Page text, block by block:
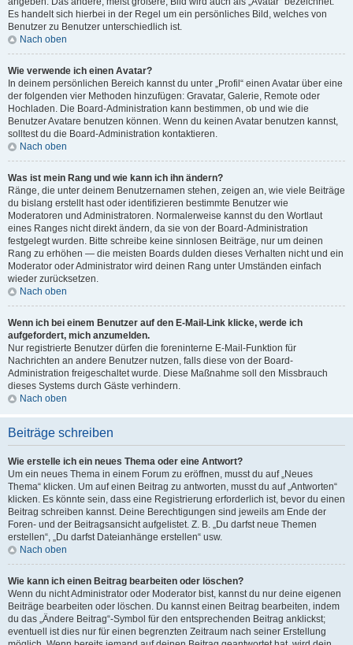
Es handelt sich hierbei in der Regel um ein persönliches Bild, welches von
Benutzer zu Benutzer unterschiedlich ist.
Nach oben
Wie verwende ich einen Avatar?
In deinem persönlichen Bereich kannst du unter „Profil“ einen Avatar über eine
der folgenden vier Methoden hinzufügen: Gravatar, Galerie, Remote oder
Hochladen. Die Board-Administration kann bestimmen, ob und wie die
Benutzer Avatare benutzen können. Wenn du keinen Avatar benutzen kannst,
solltest du die Board-Administration kontaktieren.
Nach oben
Was ist mein Rang und wie kann ich ihn ändern?
Ränge, die unter deinem Benutzernamen stehen, zeigen an, wie viele Beiträge
du bislang erstellt hast oder identifizieren bestimmte Benutzer wie
Moderatoren und Administratoren. Normalerweise kannst du den Wortlaut
eines Ranges nicht direkt ändern, da sie von der Board-Administration
festgelegt wurden. Bitte schreibe keine sinnlosen Beiträge, nur um deinen
Rang zu erhöhen — die meisten Boards dulden dieses Verhalten nicht und ein
Moderator oder Administrator wird deinen Rang unter Umständen einfach
wieder zurücksetzen.
Nach oben
Wenn ich bei einem Benutzer auf den E-Mail-Link klicke, werde ich
aufgefordert, mich anzumelden.
Nur registrierte Benutzer dürfen die foreninterne E-Mail-Funktion für
Nachrichten an andere Benutzer nutzen, falls diese von der Board-
Administration freigeschaltet wurde. Diese Maßnahme soll den Missbrauch
dieses Systems durch Gäste verhindern.
Nach oben
Beiträge schreiben
Wie erstelle ich ein neues Thema oder eine Antwort?
Um ein neues Thema in einem Forum zu eröffnen, musst du auf „Neues
Thema“ klicken. Um auf einen Beitrag zu antworten, musst du auf „Antworten“
klicken. Es könnte sein, dass eine Registrierung erforderlich ist, bevor du einen
Beitrag schreiben kannst. Deine Berechtigungen sind jeweils am Ende der
Foren- und der Beitragsansicht aufgelistet. Z. B. „Du darfst neue Themen
erstellen“, „Du darfst Dateianhänge erstellen“ usw.
Nach oben
Wie kann ich einen Beitrag bearbeiten oder löschen?
Wenn du nicht Administrator oder Moderator bist, kannst du nur deine eigenen
Beiträge bearbeiten oder löschen. Du kannst einen Beitrag bearbeiten, indem
du das „Ändere Beitrag“-Symbol für den entsprechenden Beitrag anklickst;
eventuell ist dies nur für einen begrenzten Zeitraum nach seiner Erstellung